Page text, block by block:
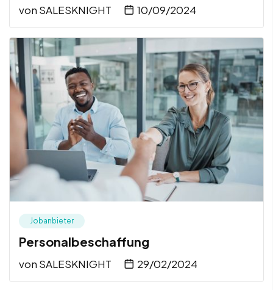
von SALESKNIGHT 10/09/2024
Jobanbieter
Personalbeschaffung
von SALESKNIGHT 29/02/2024